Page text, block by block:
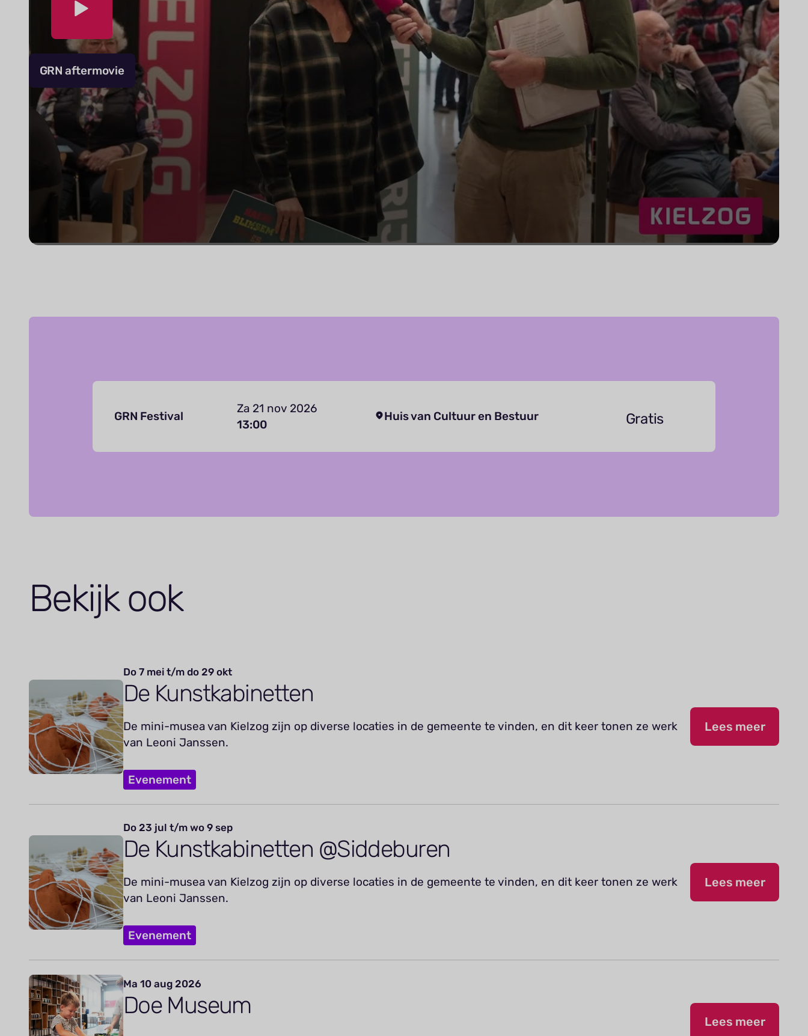
GRN aftermovie
GRN Festival
Za 21 nov 2026
13:00
Huis van Cultuur en Bestuur Gratis
Bekijk ook
Do 7 mei t/m do 29 okt
De Kunstkabinetten
De mini-musea van Kielzog zijn op diverse locaties in de gemeente te vinden, en dit keer tonen ze werk
van Leoni Janssen.
Evenement
Lees meer
Do 23 jul t/m wo 9 sep
De Kunstkabinetten @Siddeburen
De mini-musea van Kielzog zijn op diverse locaties in de gemeente te vinden, en dit keer tonen ze werk
van Leoni Janssen.
Evenement
Lees meer
Ma 10 aug 2026
Doe Museum
Lees meer